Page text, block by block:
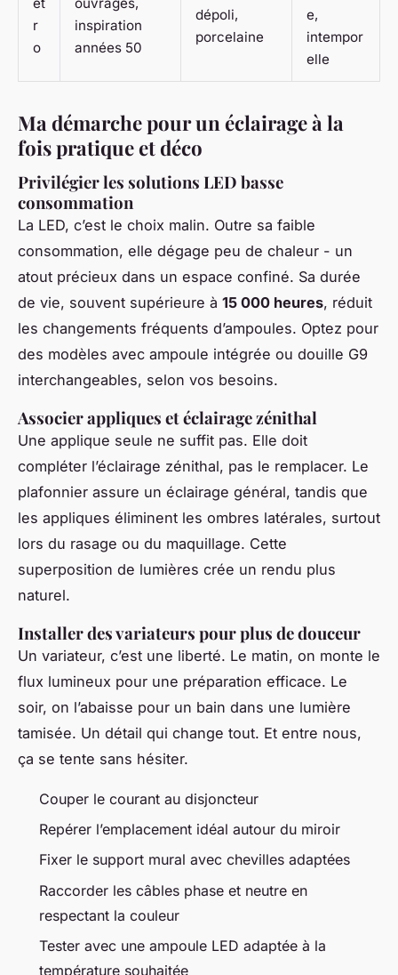
r
o
inspiration
années 50
dépoli,
porcelaine
e,
intempor
elle
Ma démarche pour un éclairage à la
fois pratique et déco
Privilégier les solutions LED basse
consommation
La LED, c’est le choix malin. Outre sa faible
consommation, elle dégage peu de chaleur - un
atout précieux dans un espace confiné. Sa durée
de vie, souvent supérieure à 15 000 heures, réduit
les changements fréquents d’ampoules. Optez pour
des modèles avec ampoule intégrée ou douille G9
interchangeables, selon vos besoins.
Associer appliques et éclairage zénithal
Une applique seule ne suffit pas. Elle doit
compléter l’éclairage zénithal, pas le remplacer. Le
plafonnier assure un éclairage général, tandis que
les appliques éliminent les ombres latérales, surtout
lors du rasage ou du maquillage. Cette
superposition de lumières crée un rendu plus
naturel.
Installer des variateurs pour plus de douceur
Un variateur, c’est une liberté. Le matin, on monte le
flux lumineux pour une préparation efficace. Le
soir, on l’abaisse pour un bain dans une lumière
tamisée. Un détail qui change tout. Et entre nous,
ça se tente sans hésiter.
Couper le courant au disjoncteur
Repérer l’emplacement idéal autour du miroir
Fixer le support mural avec chevilles adaptées
Raccorder les câbles phase et neutre en
respectant la couleur
Tester avec une ampoule LED adaptée à la
température souhaitée